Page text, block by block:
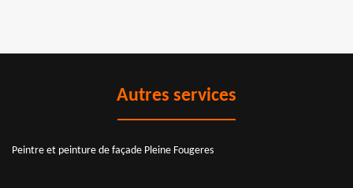
Autres services
Peintre et peinture de façade Pleine Fougeres